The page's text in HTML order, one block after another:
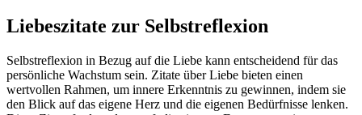
Liebeszitate zur Selbstreflexion
Selbstreflexion in Bezug auf die Liebe kann entscheidend für das
persönliche Wachstum sein. Zitate über Liebe bieten einen
wertvollen Rahmen, um innere Erkenntnis zu gewinnen, indem sie
den Blick auf das eigene Herz und die eigenen Bedürfnisse lenken.